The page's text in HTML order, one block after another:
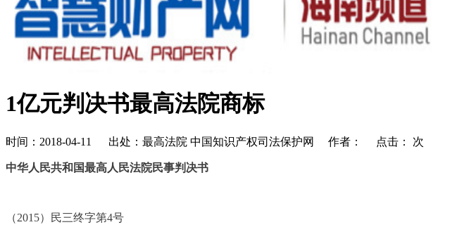
1亿元判决书最高法院商标
时间：2018-04-11 出处：最高法院 中国知识产权司法保护网 作者： 点击： 次
中华人民共和国最高人民法院民事判决书
（2015）民三终字第4号